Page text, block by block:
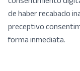
de haber recabado
preceptivo
forma inmediata.